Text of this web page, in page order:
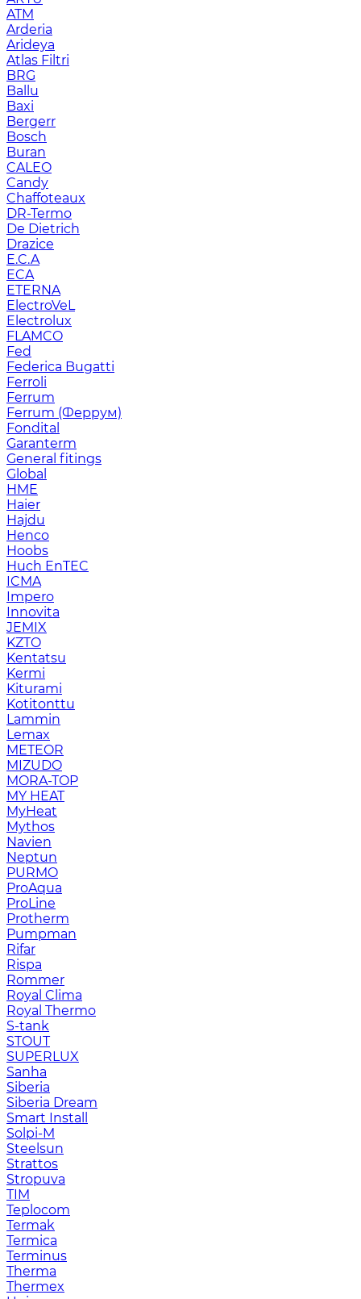
ATM
Arderia
Arideya
Atlas Filtri
BRG
Ballu
Baxi
Bergerr
Bosch
Buran
CALEO
Candy
Chaffoteaux
DR-Termo
De Dietrich
Drazice
E.C.A
ECA
ETERNA
ElectroVeL
Electrolux
FLAMCO
Fed
Federica Bugatti
Ferroli
Ferrum
Ferrum (Феррум)
Fondital
Garanterm
General fitings
Global
HME
Haier
Hajdu
Henco
Hoobs
Huch EnTEC
ICMA
Impero
Innovita
JEMIX
KZTO
Kentatsu
Kermi
Kiturami
Kotitonttu
Lammin
Lemax
METEOR
MIZUDO
MORA-TOP
MY HEAT
MyHeat
Mythos
Navien
Neptun
PURMO
ProAqua
ProLine
Protherm
Pumpman
Rifar
Rispa
Rommer
Royal Clima
Royal Thermo
S-tank
STOUT
SUPERLUX
Sanha
Siberia
Siberia Dream
Smart Install
Solpi-M
Steelsun
Strattos
Stropuva
TIM
Teplocom
Termak
Termica
Terminus
Therma
Thermex